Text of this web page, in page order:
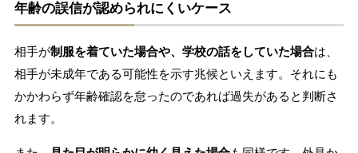
年齢の誤信が認められにくいケース
相手が制服を着ていた場合や、学校の話をしていた場合は、
相手が未成年である可能性を示す兆候といえます。それにも
かかわらず年齢確認を怠ったのであれば過失があると判断さ
れます。